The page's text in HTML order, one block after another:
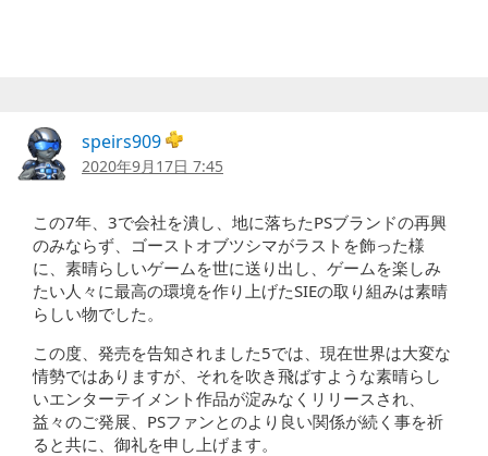
speirs909
2020年9月17日 7:45
この7年、3で会社を潰し、地に落ちたPSブランドの再興
のみならず、ゴーストオブツシマがラストを飾った様
に、素晴らしいゲームを世に送り出し、ゲームを楽しみ
たい人々に最高の環境を作り上げたSIEの取り組みは素晴
らしい物でした。
この度、発売を告知されました5では、現在世界は大変な
情勢ではありますが、それを吹き飛ばすような素晴らし
いエンターテイメント作品が淀みなくリリースされ、
益々のご発展、PSファンとのより良い関係が続く事を祈
ると共に、御礼を申し上げます。